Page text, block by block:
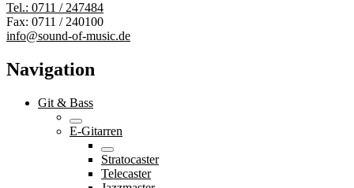
Tel.: 0711 / 247484
Fax: 0711 / 240100
info@sound-of-music.de
Navigation
Git & Bass
E-Gitarren
Stratocaster
Telecaster